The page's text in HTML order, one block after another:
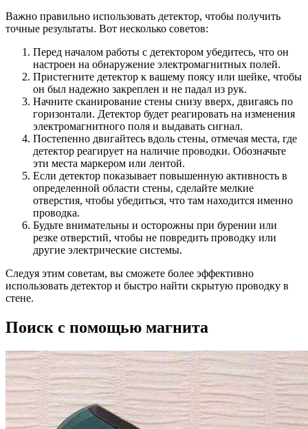
Важно правильно использовать детектор, чтобы получить
точные результаты. Вот несколько советов:
Перед началом работы с детектором убедитесь, что он
настроен на обнаружение электромагнитных полей.
Пристегните детектор к вашему поясу или шейке, чтобы
он был надежно закреплен и не падал из рук.
Начните сканирование стены снизу вверх, двигаясь по
горизонтали. Детектор будет реагировать на изменения
электромагнитного поля и выдавать сигнал.
Постепенно двигайтесь вдоль стены, отмечая места, где
детектор реагирует на наличие проводки. Обозначьте
эти места маркером или лентой.
Если детектор показывает повышенную активность в
определенной области стены, сделайте мелкие
отверстия, чтобы убедиться, что там находится именно
проводка.
Будьте внимательны и осторожны при бурении или
резке отверстий, чтобы не повредить проводку или
другие электрические системы.
Следуя этим советам, вы сможете более эффективно
использовать детектор и быстро найти скрытую проводку в
стене.
Поиск с помощью магнита